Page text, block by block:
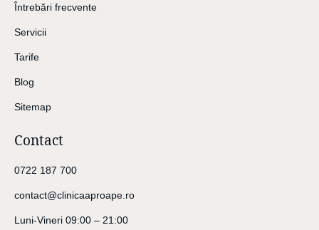
Întrebări frecvente
Servicii
Tarife
Blog
Sitemap
Contact
0722 187 700
contact@clinicaaproape.ro
Luni-Vineri 09:00 – 21:00